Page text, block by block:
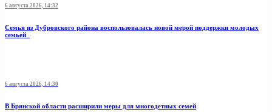
6 августа 2026, 14:32
Семья из Дубровского района воспользовалась новой мерой поддержки молодых
семьей
6 августа 2026, 14:30
В Брянской области расширили меры для многодетных семей